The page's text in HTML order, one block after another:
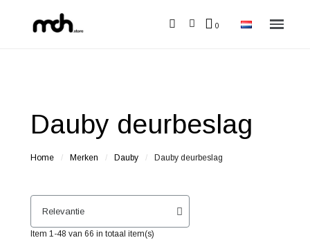
Dauby deurbeslag
Home Merken Dauby Dauby deurbeslag
Item 1-48 van 66 in totaal item(s)